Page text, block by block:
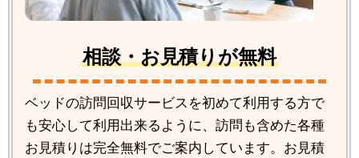
相談・お見積りが無料
ベッドの訪問回収サービスを初めて利用する方で
も安心して利用出来るように、訪問も含めた各種
お見積りは完全無料でご案内しています。お見積